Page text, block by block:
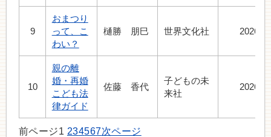
9
おまつり
って、こ
わい？
樋勝 朋巳 世界文化社 2026.7
10
親の離
婚・再婚
こども法
律ガイド
佐藤 香代
子どもの未
来社
2026.7
前ページ1 234567次ページ